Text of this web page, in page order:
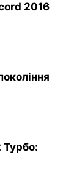
2016
Турбо: